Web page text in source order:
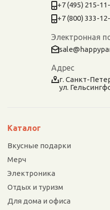
+7 (495) 215-
+7 (800) 333-
Электронная
Адрес
г. Санкт-
ул.
Каталог
Вкусные подарки
Мерч
Электроника
Отдых и туризм
Для дома и офиса